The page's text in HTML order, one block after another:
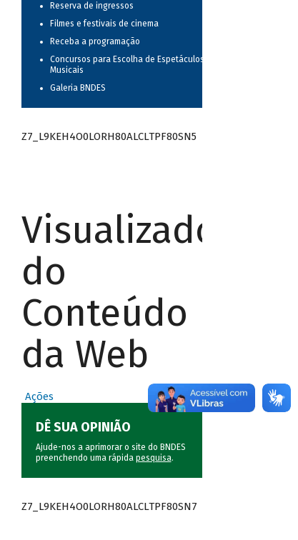
Reserva de ingressos
Filmes e festivais de cinema
Receba a programação
Concursos para Escolha de Espetáculos
Musicais
Galeria BNDES
Z7_L9KEH4O0LORH80ALCLTPF80SN5
Visualizador
do
Conteúdo
da Web
Ações
DÊ SUA OPINIÃO
Ajude-nos a aprimorar o site do BNDES
preenchendo uma rápida pesquisa.
Z7_L9KEH4O0LORH80ALCLTPF80SN7